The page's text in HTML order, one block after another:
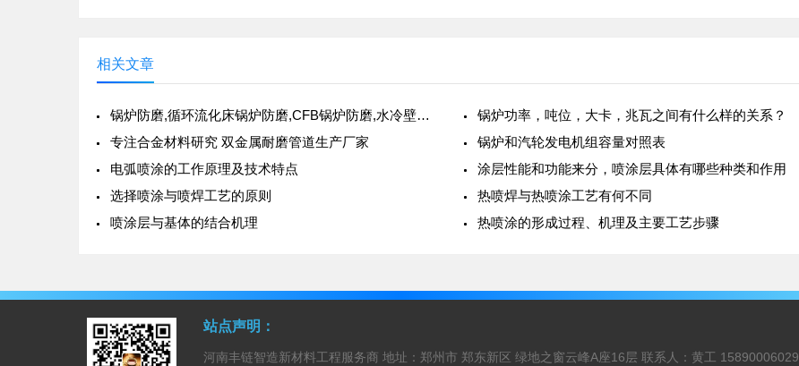
相关文章
锅炉防磨,循环流化床锅炉防磨,CFB锅炉防磨,水冷壁防磨,格栅防磨,丰智链防磨
锅炉功率，吨位，大卡，兆瓦之间有什么样的关系？
专注合金材料研究 双金属耐磨管道生产厂家
锅炉和汽轮发电机组容量对照表
电弧喷涂的工作原理及技术特点
涂层性能和功能来分，喷涂层具体有哪些种类和作用
选择喷涂与喷焊工艺的原则
热喷焊与热喷涂工艺有何不同
喷涂层与基体的结合机理
热喷涂的形成过程、机理及主要工艺步骤
站点声明：
河南丰链智造新材料工程服务商 地址：郑州市 郑东新区 绿地之窗云峰A座16层 联系人：黄工 15890006029